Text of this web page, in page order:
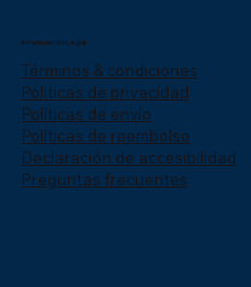
Información Legal
Términos & condiciones
Póliticas de privacidad
Políticas de envío
Políticas de reembolso
Declaración de accesibilidad
Preguntas frecuentes